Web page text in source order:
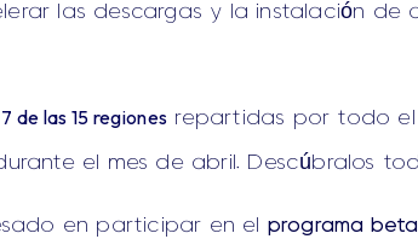
las descargas y la instalación de
7 de las 15 regiones repartidas por todo el
el mes de abril. Descúbralos
en participar en el programa beta